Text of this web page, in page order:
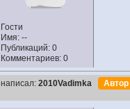
Гости
Имя: --
Публикаций: 0
Комментариев: 0
написал: 2010Vadimka